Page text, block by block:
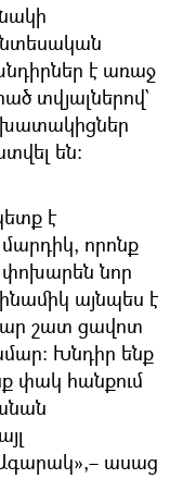
է առաջ
տվյալներով`
են։
է
որոնք
նոր
այնպես է
շատ ցավոտ
Խնդիր ենք
փակ հանքում
ասաց